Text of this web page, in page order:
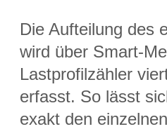
Die Aufteilung des
wird über Smart-
Lastprofilzähler
erfasst. So lässt
exakt den